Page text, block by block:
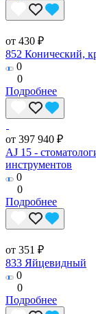
от 430 ₽
852 Конический,
0
0
Подробнее
от 397 940 ₽
AJ 15 -
инструментов
0
0
Подробнее
от 351 ₽
833 Яйцевидный
0
0
Подробнее